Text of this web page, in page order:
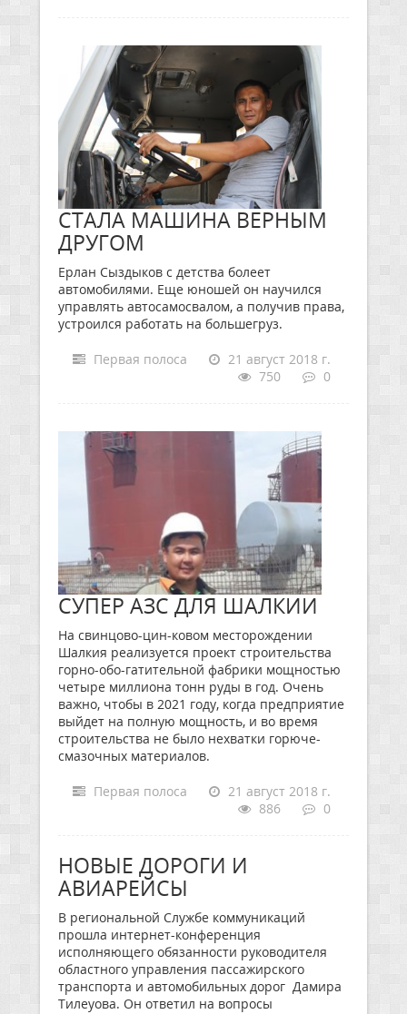
СТАЛА МАШИНА ВЕРНЫМ
ДРУГОМ
Ерлан Сыздыков с детства болеет
автомобилями. Еще юношей он научился
управлять автосамосвалом, а получив права,
устроился работать на большегруз.
Первая полоса
21 август 2018 г.
750
0
СУПЕР АЗС ДЛЯ ШАЛКИИ
На свинцово-цин-ковом месторождении
Шалкия реализуется проект строительства
горно-обо-гатительной фабрики мощностью
четыре миллиона тонн руды в год. Очень
важно, чтобы в 2021 году, когда предприятие
выйдет на полную мощность, и во время
строительства не было нехватки горюче-
смазочных материалов.
Первая полоса
21 август 2018 г.
886
0
НОВЫЕ ДОРОГИ И
АВИАРЕЙСЫ
В региональной Службе коммуникаций
прошла интернет-конференция
исполняющего обязанности руководителя
областного управления пассажирского
транспорта и автомобильных дорог Дамира
Тилеуова. Он ответил на вопросы